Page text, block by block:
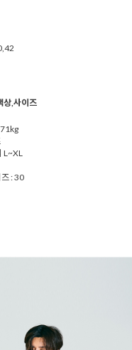
상,사이즈
: 30